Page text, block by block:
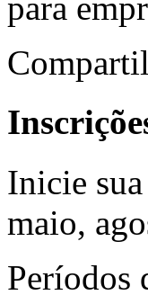
Inicie
maio,
Períodos